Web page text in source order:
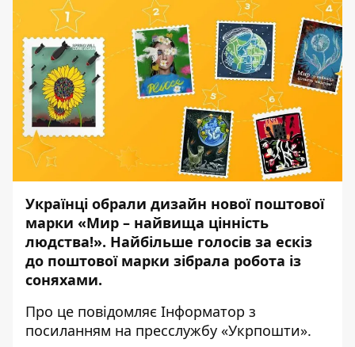
Українці обрали дизайн нової поштової
марки «Мир – найвища цінність
людства!». Найбільше голосів за ескіз
до поштової марки зібрала робота із
соняхами.
Про це повідомляє Інформатор з
посиланням на пресслужбу «Укрпошти».